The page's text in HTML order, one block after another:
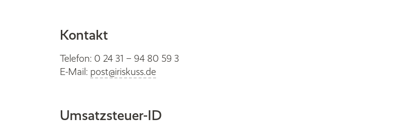
Kontakt
Telefon: 0 24 31 – 94 80 59 3
E-Mail: post@iriskuss.de
Umsatzsteuer-ID